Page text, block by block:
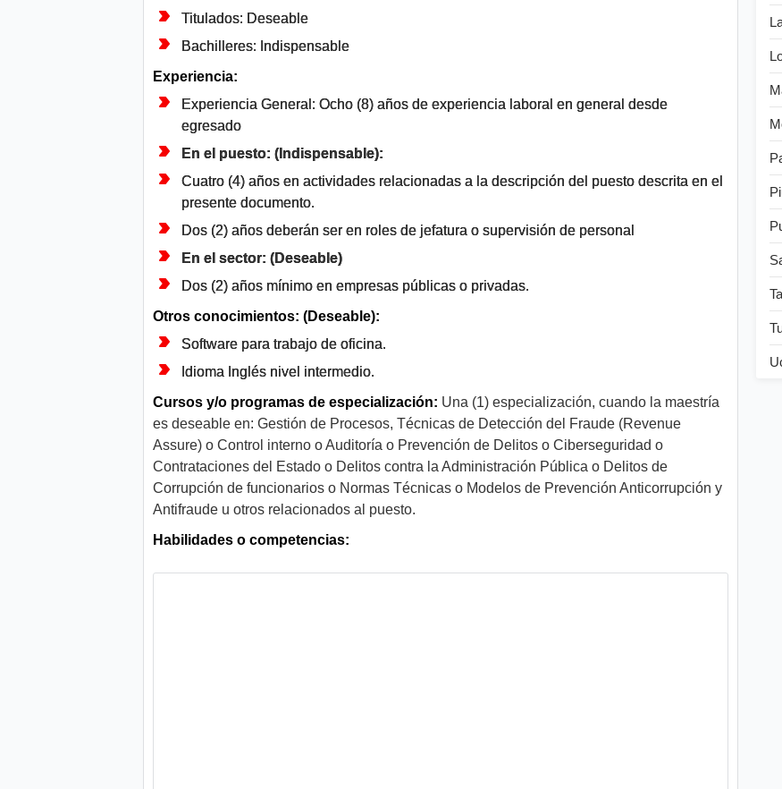
Titulados: Deseable
Bachilleres: Indispensable
Experiencia:
Experiencia General: Ocho (8) años de experiencia laboral en general desde
egresado
En el puesto: (Indispensable):
Cuatro (4) años en actividades relacionadas a la descripción del puesto descrita en el
presente documento.
Dos (2) años deberán ser en roles de jefatura o supervisión de personal
En el sector: (Deseable)
Dos (2) años mínimo en empresas públicas o privadas.
Otros conocimientos: (Deseable):
Software para trabajo de oficina.
Idioma Inglés nivel intermedio.
Cursos y/o programas de especialización: Una (1) especialización, cuando la maestría
es deseable en: Gestión de Procesos, Técnicas de Detección del Fraude (Revenue
Assure) o Control interno o Auditoría o Prevención de Delitos o Ciberseguridad o
Contrataciones del Estado o Delitos contra la Administración Pública o Delitos de
Corrupción de funcionarios o Normas Técnicas o Modelos de Prevención Anticorrupción y
Antifraude u otros relacionados al puesto.
Habilidades o competencias: